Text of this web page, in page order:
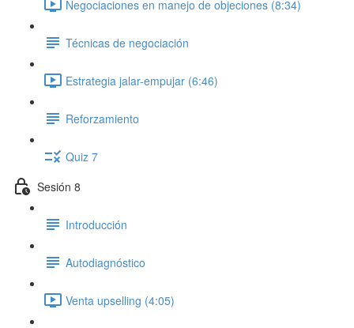
Negociaciones en manejo de objeciones (8:34)
Técnicas de negociación
Estrategia jalar-empujar (6:46)
Reforzamiento
Quiz 7
Sesión 8
Introducción
Autodiagnóstico
Venta upselling (4:05)